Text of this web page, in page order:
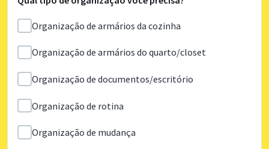
Organização de armários da cozinha
Organização de armários do quarto/closet
Organização de documentos/escritório
Organização de rotina
Organização de mudança